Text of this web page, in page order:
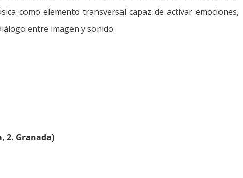
como elemento transversal capaz de activar emociones,
entre imagen y sonido.
2. Granada)